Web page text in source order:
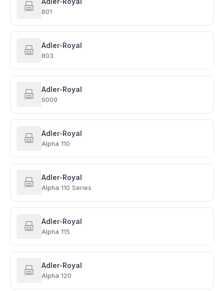
801
Adler-Royal
803
Adler-Royal
9009
Adler-Royal
Alpha 110
Adler-Royal
Alpha 110 Series
Adler-Royal
Alpha 115
Adler-Royal
Alpha 120